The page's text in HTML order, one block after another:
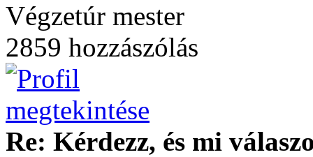
Végzetúr mester
2859 hozzászólás
Re: Kérdezz, és mi